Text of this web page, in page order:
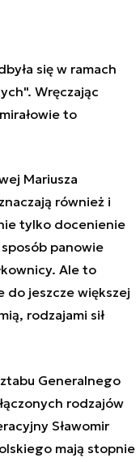
się w ramach
Wręczając
to
Mariusza
również i
tylko docenienie
panowie
Ale to
do jeszcze większej
rodzajami sił
Generalnego
rodzajów
Sławomir
mają stopnie